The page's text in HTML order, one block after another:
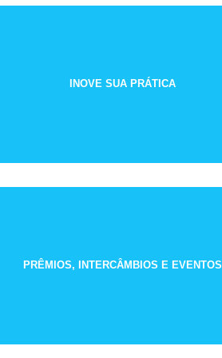
INOVE SUA PRÁTICA
PRÊMIOS, INTERCÂMBIOS E EVENTOS